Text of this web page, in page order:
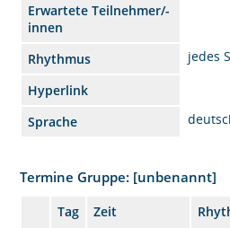
Erwartete Teilnehmer/-
innen
Rhythmus
jedes
Hyperlink
Sprache
Termine Gruppe: [unbenannt]
Tag Zeit